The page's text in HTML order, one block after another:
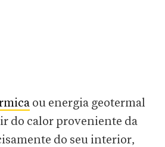
ou energia geotermal
do calor proveniente da
do seu interior,